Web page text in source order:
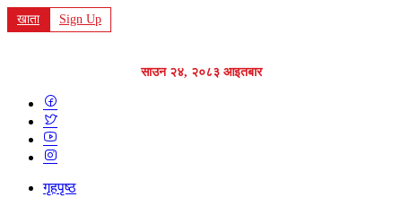
खाता Sign Up
साउन २४, २०८३ आइतबार
गृहपृष्ठ